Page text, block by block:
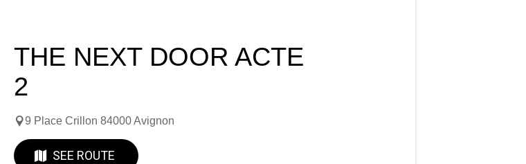
THE NEXT DOOR ACTE
2
9 Place Crillon 84000 Avignon
SEE ROUTE